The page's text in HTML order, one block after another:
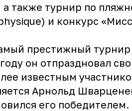
также турнир по
и конкурс
престижный
он отпраздновал
известным
Арнольд
его победителем.